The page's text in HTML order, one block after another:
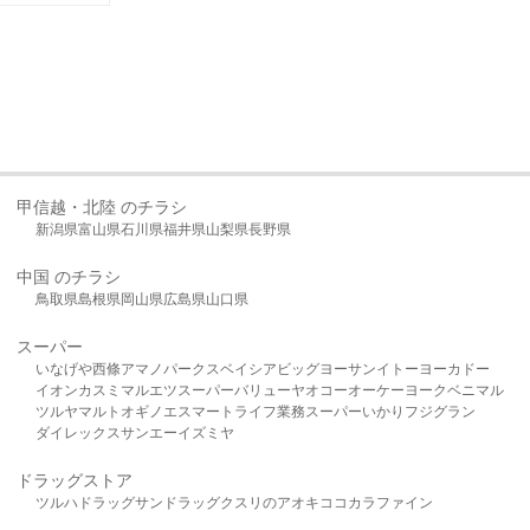
甲信越・北陸 のチラシ
新潟県富山県石川県福井県山梨県長野県
中国 のチラシ
鳥取県島根県岡山県広島県山口県
スーパー
いなげや西條アマノパークスベイシア ビッグヨーサンイトーヨーカドー
イオンカスミ マルエツスーパーバリューヤオコーオーケー ヨークベニマル
ツルヤマルト オギノ エスマート ライフ業務スーパーいかり フジグラン
ダイレックスサンエーイズミヤ
ドラッグストア
ツルハドラッグサンドラッグクスリのアオキ ココカラファイン